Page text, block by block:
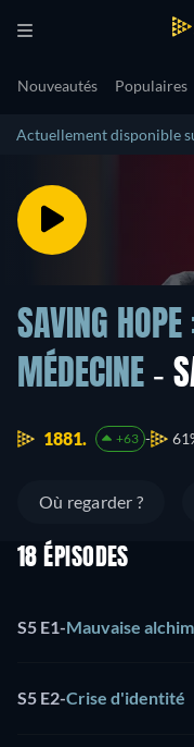
Nouveautés Populaires
Actuellement disponible
SAVING
MÉDECINE -
1881. +63
Où regarder ?
18 ÉPISODES
S5 E1-Mauvaise
S5 E2-Crise d'identité